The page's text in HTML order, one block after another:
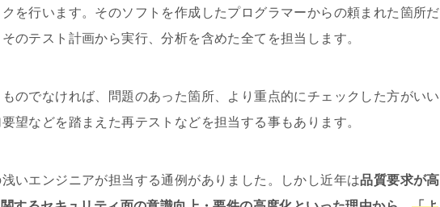
を行います。そのソフトを作成したプログラマーからの頼まれた箇所だ
のテスト計画から実行、分析を含めた全てを担当します。
のでなければ、問題のあった箇所、より重点的にチェックした方がいい
望などを踏まえた再テストなどを担当する事もあります。
いエンジニアが担当する通例がありました。しかし近年は品質要求が高